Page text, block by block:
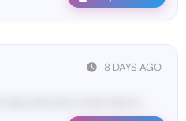
8 DAYS AGO